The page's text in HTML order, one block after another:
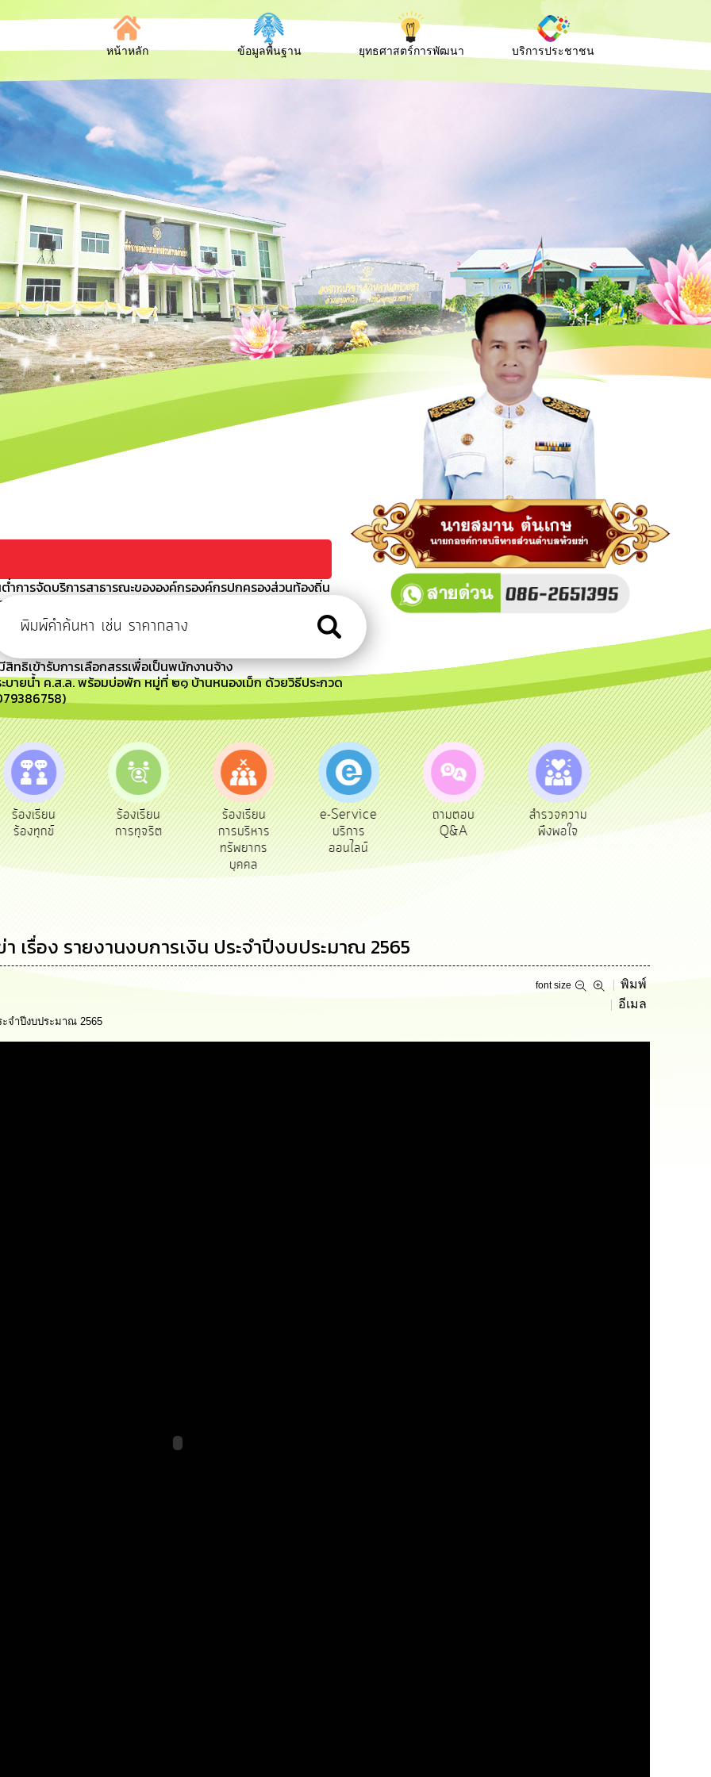
หน้าหลัก ข้อมูลพื้นฐาน ยุทธศาสตร์การพัฒนา บริการประชาชน
ำการจัดบริการสาธารณะขององค์กรองค์กรปกครองส่วนท้องถิ่น
ข่า รุ่นที่ 2 ประจำปี 2567
วลา สถานที่สอบ และระเบียบเกี่ยวกับการดำเนินการสรรหาและ
ทธิเข้ารับการเลือกสรรเพื่อเป็นพนักงานจ้าง
ะบายน้ำ ค.ส.ล. พร้อมบ่อพัก หมู่ที่ ๒๑ บ้านหนองเม็ก ด้วยวิธีประกวด
ร้องเรียน
การทุจริต
ร้องเรียน
การบริหาร
e-Service
บริการ
ออนไลน์
ถามตอบ
Q&A
สำรวจความ
พึงพอใจ
ผู้รับเบีย
ยังชีพ
ประเมินภาษี
ท้องถิ่น
เรื่อง รายงานงบการเงิน ประจำปีงบประมาณ 2565
font size
พิมพ์
อีเมล
ะจำปีงบประมาณ 2565